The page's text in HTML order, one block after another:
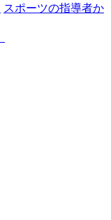
スポーツの指導者か